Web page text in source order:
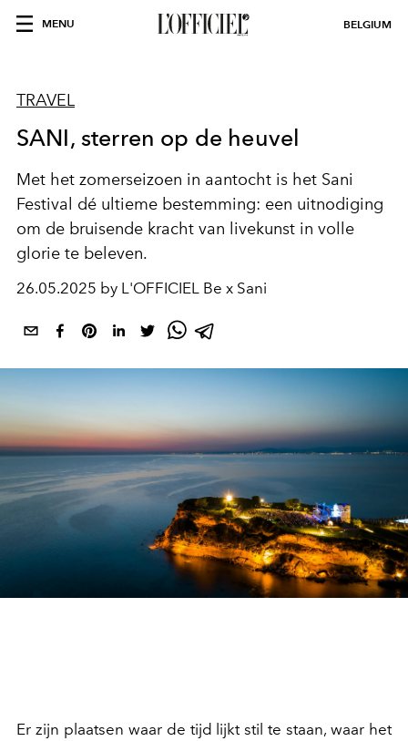
MENU BELGIUM
TRAVEL
SANI, sterren op de heuvel
Met het zomerseizoen in aantocht is het Sani
Festival dé ultieme bestemming: een uitnodiging
om de bruisende kracht van livekunst in volle
glorie te beleven.
26.05.2025 by L'OFFICIEL Be x Sani
Er zijn plaatsen waar de tijd lijkt stil te staan, waar het